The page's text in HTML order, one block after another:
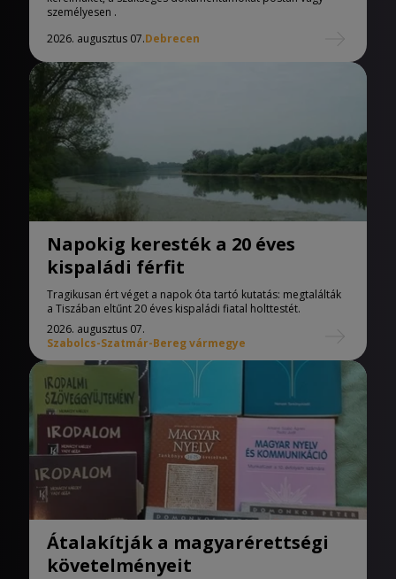
személyesen .
2026. augusztus 07.Debrecen
Napokig keresték a 20 éves
kispaládi férfit
Tragikusan ért véget a napok óta tartó kutatás: megtalálták
a Tiszában eltűnt 20 éves kispaládi fiatal holttestét.
2026. augusztus 07.
Szabolcs-Szatmár-Bereg vármegye
Átalakítják a magyarérettségi
követelményeit